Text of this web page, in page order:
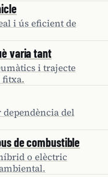
i ús eficient de
varia tant
i trajecte
fitxa.
del
de combustible
o elèctric